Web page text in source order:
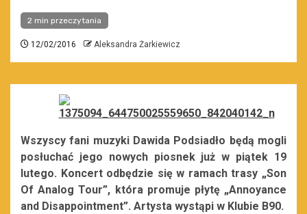
2 min przeczytania
12/02/2016 Aleksandra Żarkiewicz
Wszyscy fani muzyki Dawida Podsiadło będą mogli
posłuchać jego nowych piosnek już w piątek 19
lutego. Koncert odbędzie się w ramach trasy „Son
Of Analog Tour”, która promuje płytę „Annoyance
and Disappointment”. Artysta wystąpi w Klubie B90.